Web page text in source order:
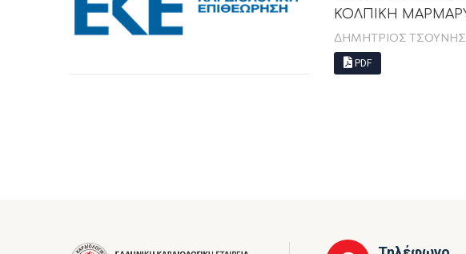
ΚΟΛΠΙΚΗ
ΔΗΜΗΤΡΙΟΣ ΤΣΟΥΝΗΣ
PDF